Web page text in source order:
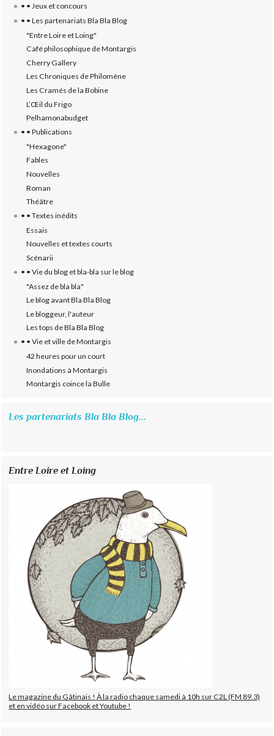
• • Jeux et concours
• • Les partenariats Bla Bla Blog
"Entre Loire et Loing"
Café philosophique de Montargis
Cherry Gallery
Les Chroniques de Philomène
Les Cramés de la Bobine
L’‎Œil du Frigo
Pelhamonabudget
• • Publications
"Hexagone"
Fables
Nouvelles
Roman
Théâtre
• • Textes inédits
Essais
Nouvelles et textes courts
Scénarii
• • Vie du blog et bla-bla sur le blog
"Assez de bla bla"
Le blog avant Bla Bla Blog
Le bloggeur, l'auteur
Les tops de Bla Bla Blog
• • Vie et ville de Montargis
42 heures pour un court
Inondations à Montargis
Montargis coince la Bulle
Les partenariats Bla Bla Blog...
Entre Loire et Loing
Le magazine du Gâtinais ! À la radio chaque samedi à 10h sur C2L (FM 89.3)
et en vidéo sur Facebook et Youtube !